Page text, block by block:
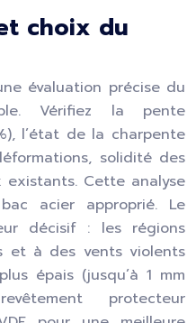
choix du
évaluation précise du
Vérifiez la pente
l’état de la charpente
solidité des
existants. Cette analyse
acier approprié. Le
décisif : les régions
et à des vents violents
épais (jusqu’à 1 mm
protecteur